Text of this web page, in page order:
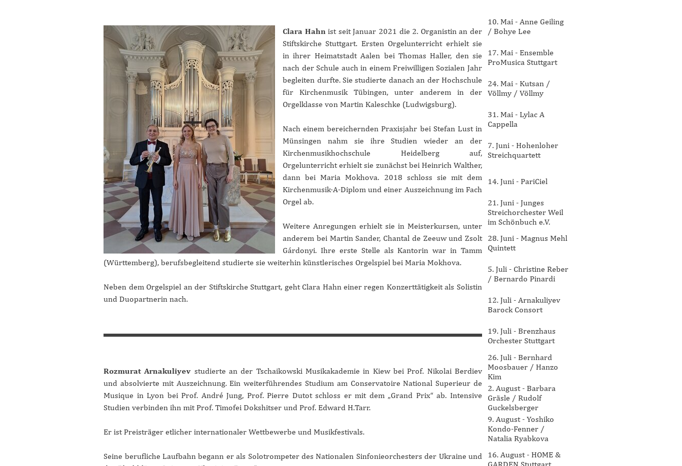
Clara Hahnist seit Januar 2021 die 2. Organistin an der
Stiftskirche Stuttgart. Ersten Orgelunterricht erhielt sie
in ihrer Heimatstadt Aalen bei Thomas Haller, den sie
nach der Schule auch in einem Freiwilligen Sozialen Jahr
begleiten durfte. Sie studierte danach an der Hochschule
für Kirchenmusik Tübingen, unter anderem in der
Orgelklasse von Martin Kaleschke (Ludwigsburg).
Nach einem bereichernden Praxisjahr bei Stefan Lust in
Münsingen nahm sie ihre Studien wieder an der
Kirchenmusikhochschule Heidelberg auf,
Orgelunterricht erhielt sie zunächst bei Heinrich Walther,
dann bei Maria Mokhova. 2018 schloss sie mit dem
Kirchenmusik-A-Diplom und einer Auszeichnung im Fach
Orgel ab.
Weitere Anregungen erhielt sie in Meisterkursen, unter
anderem bei Martin Sander, Chantal de Zeeuw und Zsolt
Gárdonyi. Ihre erste Stelle als Kantorin war in Tamm
(Württemberg), berufsbegleitend studierte sie weiterhin künstlerisches Orgelspiel bei Maria Mokhova.
Neben dem Orgelspiel an der Stiftskirche Stuttgart, geht Clara Hahn einer regen Konzerttätigkeit als Solistin
und Duopartnerin nach.
Rozmurat Arnakuliyev studierte an der Tschaikowski Musikakademie in Kiew bei Prof. Nikolai Berdiev
und absolvierte mit Auszeichnung. Ein weiterführendes Studium am Conservatoire National Superieur de
Musique in Lyon bei Prof. André Jung, Prof. Pierre Dutot schloss er mit dem „Grand Prix“ ab. Intensive
Studien verbinden ihn mit Prof. Timofei Dokshitser und Prof. Edward H.Tarr.
Er ist Preisträger etlicher internationaler Wettbewerbe und Musikfestivals.
Seine berufliche Laufbahn begann er als Solotrompeter des Nationalen Sinfonieorchesters der Ukraine und
10. Mai - Anne Geiling
/ Bohye Lee
17. Mai - Ensemble
ProMusica Stuttgart
24. Mai - Kutsan /
Völlmy / Völlmy
31. Mai - Lylac A
Cappella
7. Juni - Hohenloher
Streichquartett
14. Juni - PariCiel
21. Juni - Junges
Streichorchester Weil
im Schönbuch e.V.
28. Juni - Magnus Mehl
Quintett
5. Juli - Christine Reber
/ Bernardo Pinardi
12. Juli - Arnakuliyev
Barock Consort
19. Juli - Brenzhaus
Orchester Stuttgart
26. Juli - Bernhard
Moosbauer / Hanzo
Kim
2. August - Barbara
Gräsle / Rudolf
Guckelsberger
9. August - Yoshiko
Kondo-Fenner /
Natalia Ryabkova
16. August - HOME &